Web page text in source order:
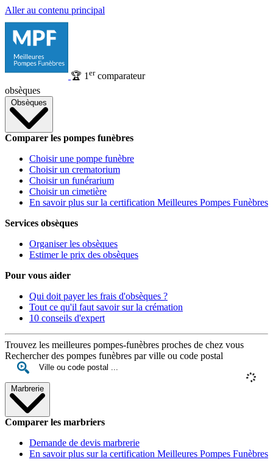
Aller au contenu principal
🏆 1 ercomparateur
obsèques
Obsèques
Comparer les pompes funèbres
Choisir une pompe funèbre
Choisir un crematorium
Choisir un funérarium
Choisir un cimetière
En savoir plus sur la certification Meilleures Pompes Funèbres
Services obsèques
Organiser les obsèques
Estimer le prix des obsèques
Pour vous aider
Qui doit payer les frais d'obsèques ?
Tout ce qu'il faut savoir sur la crémation
10 conseils d'expert
Trouvez les meilleures pompes-funèbres proches de chez vous
Rechercher des pompes funèbres par ville ou code postal
Marbrerie
Comparer les marbriers
Demande de devis marbrerie
En savoir plus sur la certification Meilleures Pompes Funèbres